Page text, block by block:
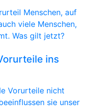
Menschen, auf
viele Menschen,
Was gilt jetzt?
ins
Vorurteile nicht
sie unser